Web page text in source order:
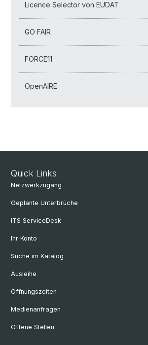
Licence Selector von EUDAT
GO FAIR
FORCE11
OpenAIRE
Quick Links
Netzwerkzugang
Geplante Unterbrüche
ITS ServiceDesk
Ihr Konto
Suche im Katalog
Ausleihe
Öffnungszeiten
Medienanfragen
Offene Stellen